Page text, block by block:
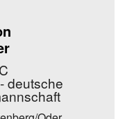
deutsche